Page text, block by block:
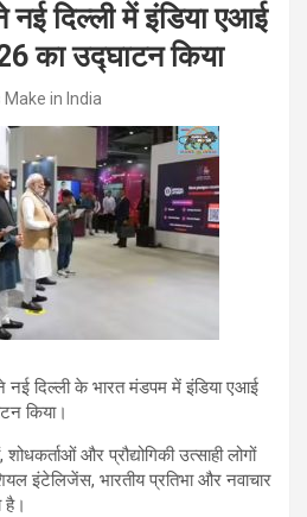
नई दिल्ली में इंडिया एआई
का उद्घाटन किया
Make in India
नई दिल्ली के भारत मंडपम में इंडिया एआई
किया।
और प्रौद्योगिकी उत्साही लोगों
इंटेलिजेंस, भारतीय प्रतिभा और नवाचार
है।